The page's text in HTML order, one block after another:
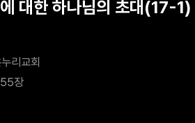
대한 하나님의 초대(17-1)
리교회
장